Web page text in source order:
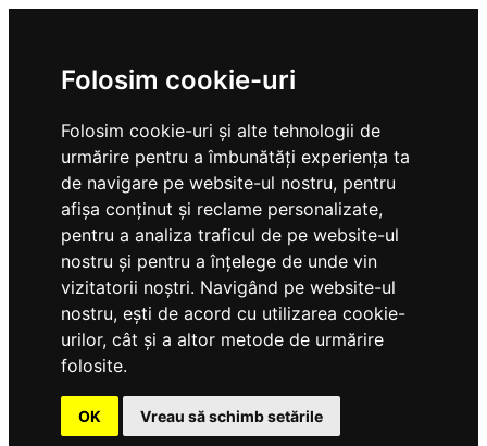
Folosim cookie-uri
Folosim cookie-uri și alte tehnologii de
urmărire pentru a îmbunătăți experiența ta
de navigare pe website-ul nostru, pentru
afișa conținut și reclame personalizate,
pentru a analiza traficul de pe website-ul
nostru și pentru a înțelege de unde vin
vizitatorii noștri. Navigând pe website-ul
nostru, ești de acord cu utilizarea cookie-
urilor, cât și a altor metode de urmărire
folosite.
OK Vreau să schimb setările